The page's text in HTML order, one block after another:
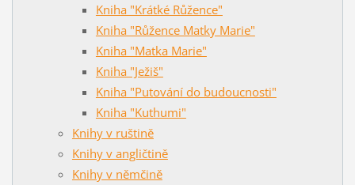
Kniha "Krátké Růžence"
Kniha "Růžence Matky Marie"
Kniha "Matka Marie"
Kniha "Ježiš"
Kniha "Putování do budoucnosti"
Kniha "Kuthumi"
Knihy v ruštině
Knihy v angličtině
Knihy v němčině